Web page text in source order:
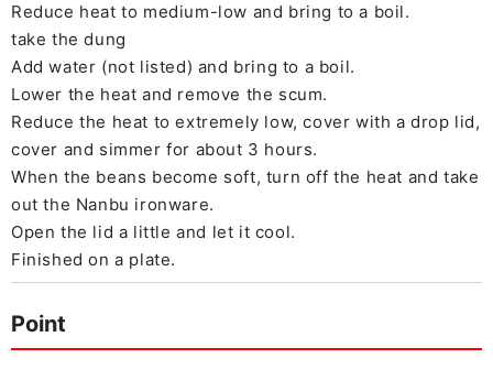
Reduce heat to medium-low and bring to a boil.
take the dung
Add water (not listed) and bring to a boil.
Lower the heat and remove the scum.
Reduce the heat to extremely low, cover with a drop lid,
cover and simmer for about 3 hours.
When the beans become soft, turn off the heat and take
out the Nanbu ironware.
Open the lid a little and let it cool.
Finished on a plate.
Point